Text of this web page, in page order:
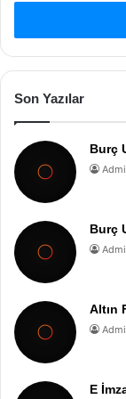
Son Yazılar
Burç
Burç
Altın
E